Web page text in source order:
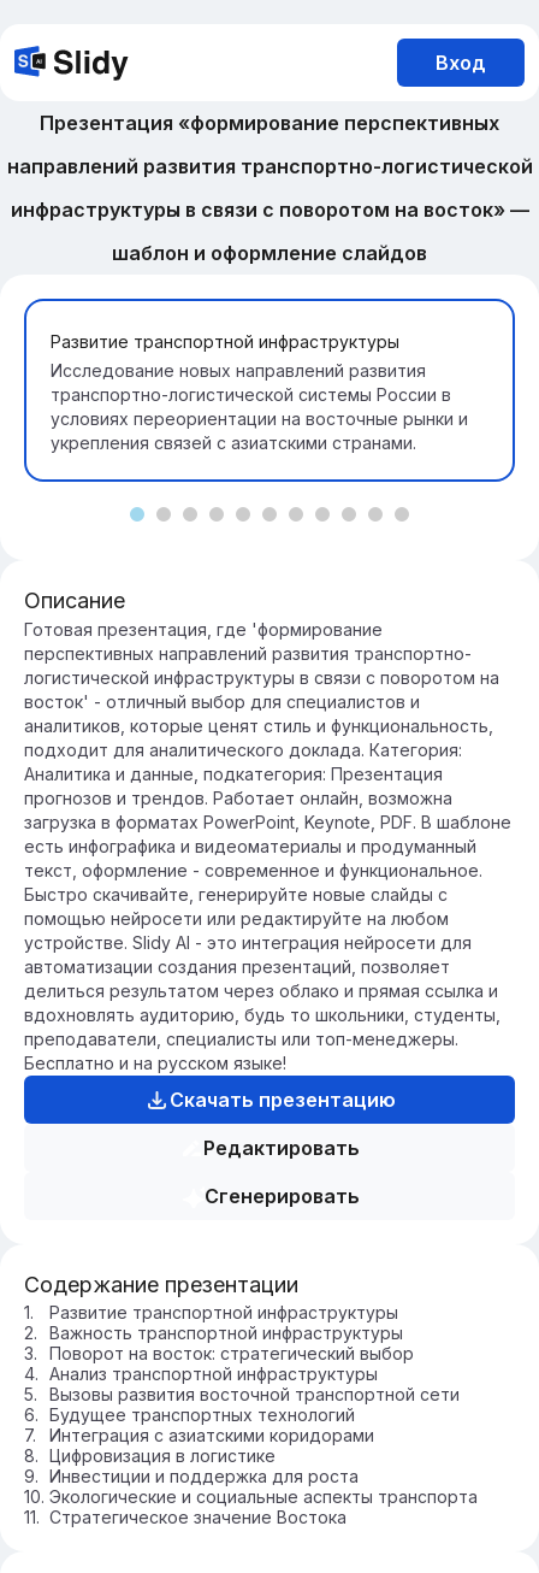
Вход
Презентация «формирование перспективных
направлений развития транспортно-логистической
инфраструктуры в связи с поворотом на восток» —
шаблон и оформление слайдов
Развитие транспортной инфраструктуры
Исследование новых направлений развития
транспортно-логистической системы России в
условиях переориентации на восточные рынки и
укрепления связей с азиатскими странами.
Описание
Готовая презентация, где 'формирование
перспективных направлений развития транспортно-
логистической инфраструктуры в связи с поворотом на
восток' - отличный выбор для специалистов и
аналитиков, которые ценят стиль и функциональность,
подходит для аналитического доклада. Категория:
Аналитика и данные, подкатегория: Презентация
прогнозов и трендов. Работает онлайн, возможна
загрузка в форматах PowerPoint, Keynote, PDF. В шаблоне
есть инфографика и видеоматериалы и продуманный
текст, оформление - современное и функциональное.
Быстро скачивайте, генерируйте новые слайды с
помощью нейросети или редактируйте на любом
устройстве. Slidy AI - это интеграция нейросети для
автоматизации создания презентаций, позволяет
делиться результатом через облако и прямая ссылка и
вдохновлять аудиторию, будь то школьники, студенты,
преподаватели, специалисты или топ-менеджеры.
Бесплатно и на русском языке!
Скачать презентацию
Редактировать
Сгенерировать
Содержание презентации
Развитие транспортной инфраструктуры
Важность транспортной инфраструктуры
Поворот на восток: стратегический выбор
Анализ транспортной инфраструктуры
Вызовы развития восточной транспортной сети
Будущее транспортных технологий
Интеграция с азиатскими коридорами
Цифровизация в логистике
Инвестиции и поддержка для роста
Экологические и социальные аспекты транспорта
Стратегическое значение Востока